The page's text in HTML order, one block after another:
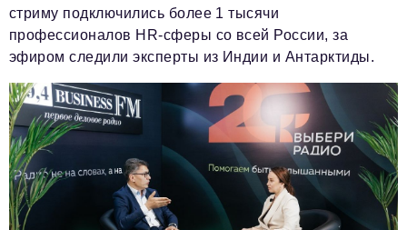
стриму подключились более 1 тысячи
профессионалов HR-сферы со всей России, за
эфиром следили эксперты из Индии и Антарктиды.